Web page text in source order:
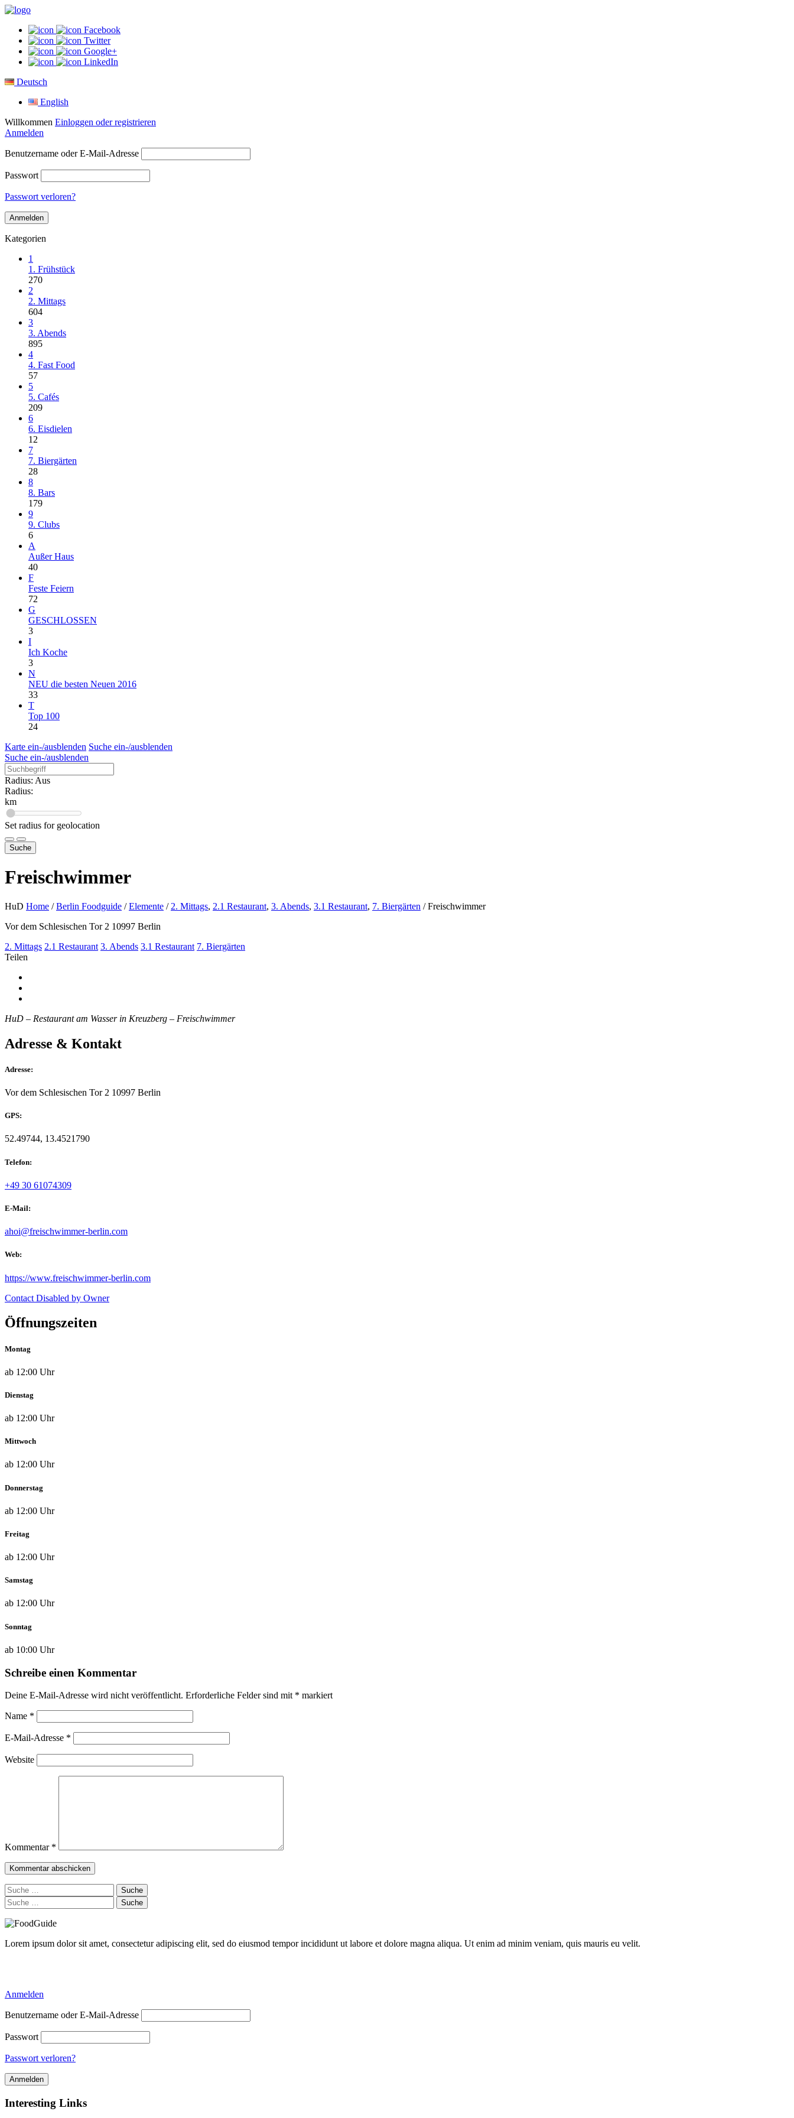
Facebook
Twitter
Google+
LinkedIn
Deutsch
English
Willkommen Einloggen oder registrieren
Anmelden
Benutzername oder E-Mail-Adresse
Passwort
Passwort verloren?
Kategorien
1
1. Frühstück
270
2
2. Mittags
604
3
3. Abends
895
4
4. Fast Food
57
5
5. Cafés
209
6
6. Eisdielen
12
7
7. Biergärten
28
8
8. Bars
179
9
9. Clubs
6
A
Außer Haus
40
F
Feste Feiern
72
G
GESCHLOSSEN
3
I
Ich Koche
3
N
NEU die besten Neuen 2016
33
T
Top 100
24
Karte ein-/ausblenden Suche ein-/ausblenden
Suche ein-/ausblenden
Radius: Aus
Radius:
km
Set radius for geolocation
Suche
Freischwimmer
HuD Home / Berlin Foodguide / Elemente / 2. Mittags, 2.1 Restaurant, 3. Abends, 3.1 Restaurant, 7. Biergärten / Freischwimmer
Vor dem Schlesischen Tor 2 10997 Berlin
2. Mittags 2.1 Restaurant 3. Abends 3.1 Restaurant 7. Biergärten
Teilen
HuD – Restaurant am Wasser in Kreuzberg – Freischwimmer
Adresse & Kontakt
Adresse:
Vor dem Schlesischen Tor 2 10997 Berlin
GPS:
52.49744, 13.4521790
Telefon:
+49 30 61074309
E-Mail:
ahoi@freischwimmer-berlin.com
Web:
https://www.freischwimmer-berlin.com
Contact Disabled by Owner
Öffnungszeiten
Montag
ab 12:00 Uhr
Dienstag
ab 12:00 Uhr
Mittwoch
ab 12:00 Uhr
Donnerstag
ab 12:00 Uhr
Freitag
ab 12:00 Uhr
Samstag
ab 12:00 Uhr
Sonntag
ab 10:00 Uhr
Schreibe einen Kommentar
Deine E-Mail-Adresse wird nicht veröffentlicht. Erforderliche Felder sind mit * markiert
Name *
E-Mail-Adresse *
Website
Kommentar *
Suche
nach:
Suche
nach:
Lorem ipsum dolor sit amet, consectetur adipiscing elit, sed do eiusmod tempor incididunt ut labore et dolore magna aliqua. Ut enim ad minim veniam, quis mauris eu velit.
Anmelden
Benutzername oder E-Mail-Adresse
Passwort
Passwort verloren?
Interesting Links